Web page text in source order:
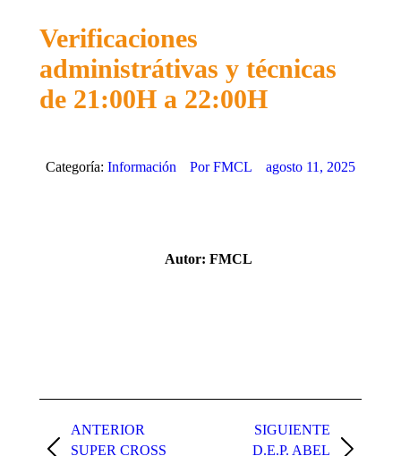
Verificaciones
administrátivas y técnicas
de 21:00H a 22:00H
Categoría: Información PorFMCL agosto 11, 2025
Autor: FMCL
entreANTERIOR
SUPER CROSS
SIGUIENTE
D.E.P. ABEL